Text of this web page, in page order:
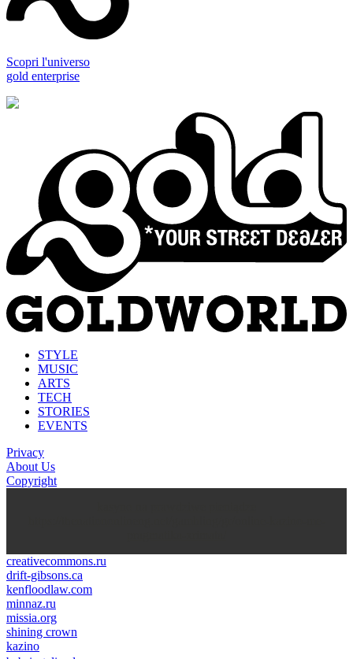
Scopri l'universo
gold enterprise
STYLE
MUSIC
ARTS
TECH
STORIES
EVENTS
Privacy
About Us
Copyright
creativecommons.ru
drift-gibsons.ca
kenfloodlaw.com
minnaz.ru
missia.org
shining crown
kazino